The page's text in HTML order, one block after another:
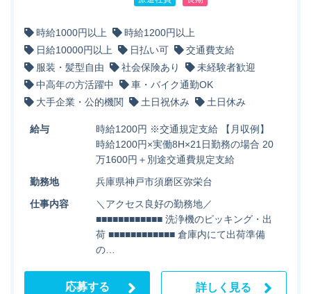
時給1000円以上
時給1200円以上
日給10000円以上
日払い可
交通費支給
服装・髪型自由
社会保険あり
未経験者歓迎
中高年の方活躍中
車・バイク通勤OK
大手企業・公的機関
土日祝休み 土日休み
給与
時給1200円 ※交通規定支給 【月収例】
時給1200円×実働8H×21日勤務の場合 20
万1600円＋別途交通費規定支給
勤務地
兵庫県神戸市須磨区弥栄台
仕事内容
＼アクセス良好の勤務地／
■■■■■■■■■■■■ 洗浄機のピッキング・出
荷 ■■■■■■■■■■■■ 倉庫内にて出荷準備
の…
応募する 詳しく見る